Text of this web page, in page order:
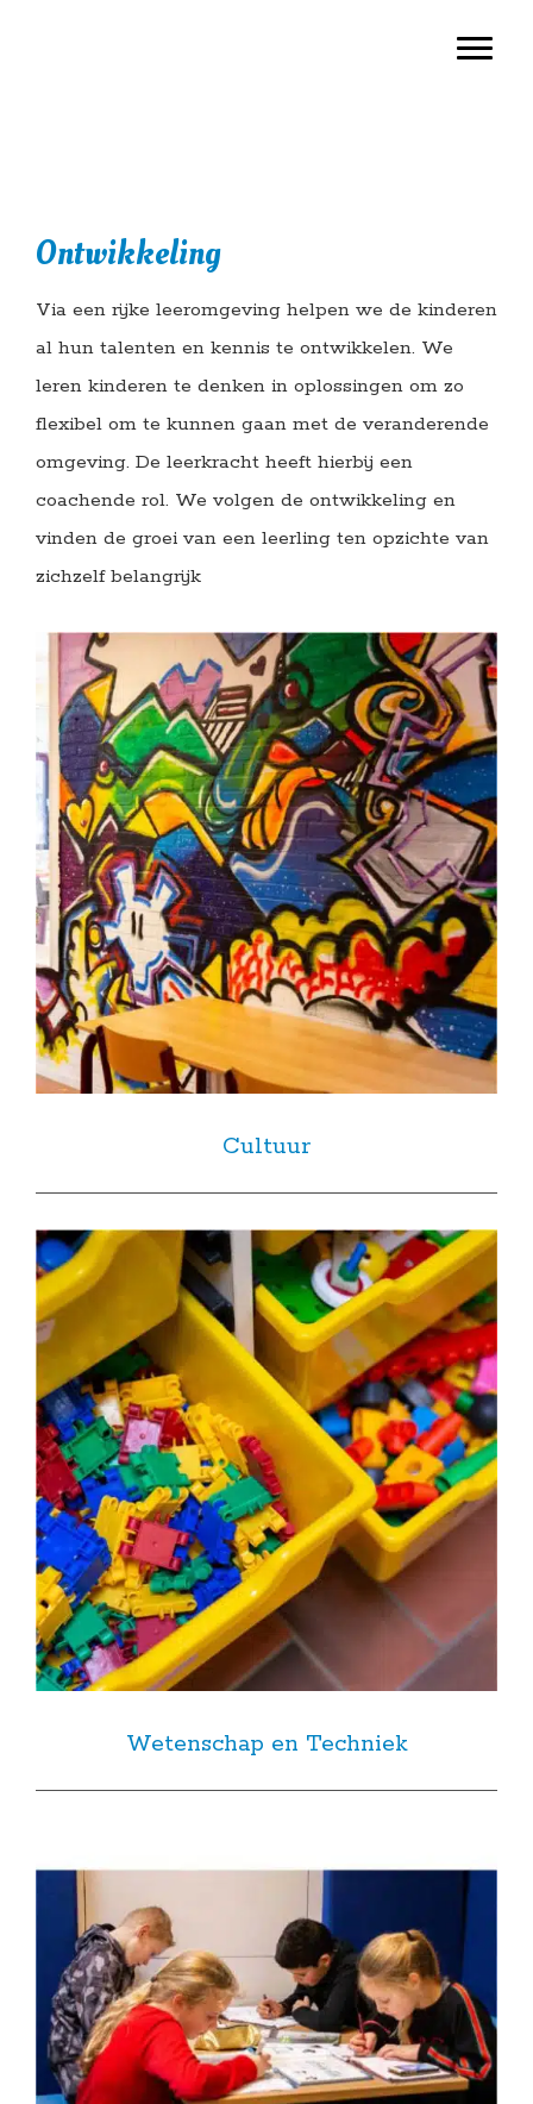
Ontwikkeling
Via een rijke leeromgeving helpen we de kinderen
al hun talenten en kennis te ontwikkelen. We
leren kinderen te denken in oplossingen om zo
flexibel om te kunnen gaan met de veranderende
omgeving. De leerkracht heeft hierbij een
coachende rol. We volgen de ontwikkeling en
vinden de groei van een leerling ten opzichte van
zichzelf belangrijk
Cultuur
Wetenschap en Techniek